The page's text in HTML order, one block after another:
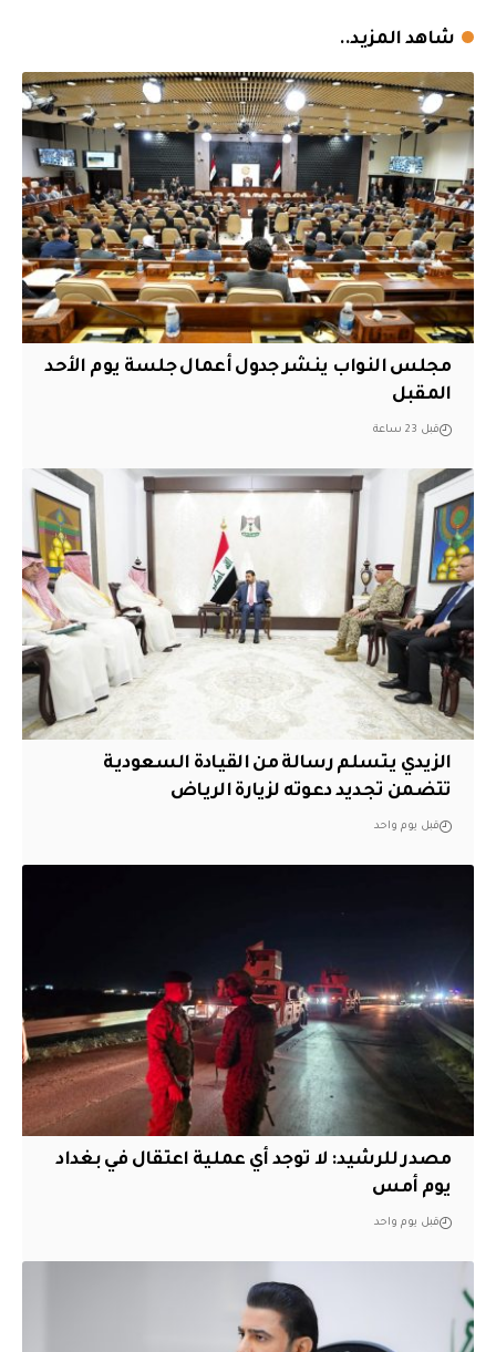
شاهد المزيد..
مجلس النواب ينشر جدول أعمال جلسة يوم الأحد
المقبل
قبل 23 ساعة
الزيدي يتسلم رسالة من القيادة السعودية
تتضمن تجديد دعوته لزيارة الرياض
قبل يوم واحد
مصدر للرشيد: لا توجد أي عملية اعتقال في بغداد
يوم أمس
قبل يوم واحد